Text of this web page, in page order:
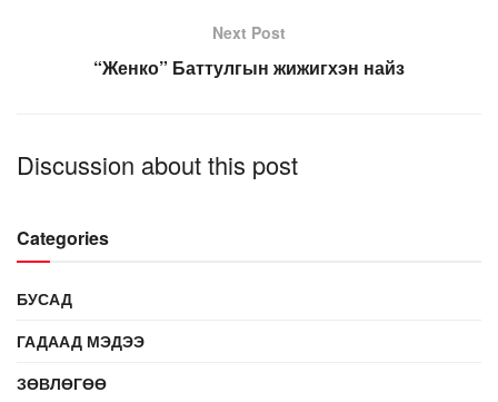
Next Post
“Женко” Баттулгын жижигхэн найз
Discussion about this post
Categories
БУСАД
ГАДААД МЭДЭЭ
ЗӨВЛӨГӨӨ